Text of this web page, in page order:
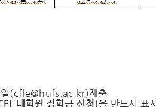
(cfle@hufs.ac.kr)제출
대학원 장학금 신청]을 반드시 표시